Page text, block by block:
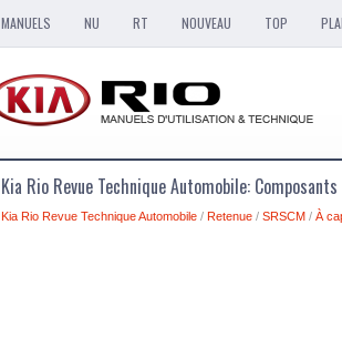
MANUELS NU RT NOUVEAU TOP
Kia Rio Revue Technique Automobile:
Kia Rio Revue Technique Automobile / Retenue / SRSCM / À